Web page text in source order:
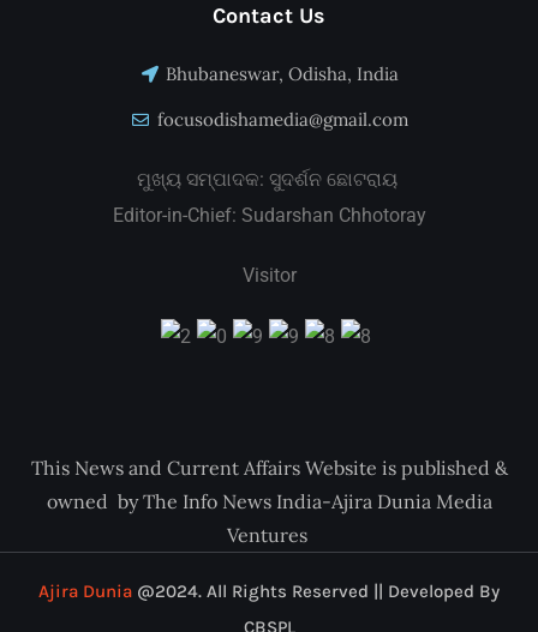
Contact Us
Bhubaneswar, Odisha, India
focusodishamedia@gmail.com
ମୁଖ୍ୟ ସମ୍ପାଦକ: ସୁଦର୍ଶନ ଛୋଟରାୟ
Editor-in-Chief: Sudarshan Chhotoray
Visitor
This News and Current Affairs Website is published &
owned by The Info News India-Ajira Dunia Media
Ventures
Ajira Dunia @2024. All Rights Reserved || Developed By
CBSPL